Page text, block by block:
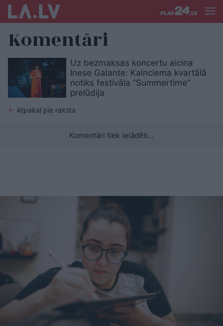
Komentāri
Uz bezmaksas koncertu aicina
Inese Galante: Kalnciema kvartālā
notiks festivāla “Summertime”
prelūdija
← Atpakaļ pie raksta
Komentāri tiek ielādēti...